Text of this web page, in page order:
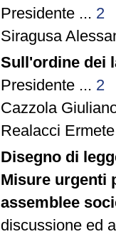
Presidente ... 2
Siragusa
Sull'ordine dei
Presidente ... 2
Cazzola
Realacci
Disegno di
Misure urgenti
assemblee
discussione ed